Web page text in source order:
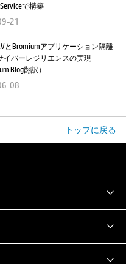
で構築
21
とBromiumアプリケーション隔離
イバーレジリエンスの実現
Blog翻訳）
08
トップに戻る